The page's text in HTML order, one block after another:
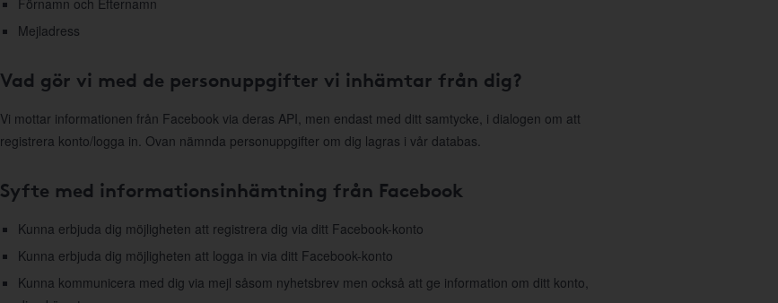
Förnamn och Efternamn
Mejladress
Vad gör vi med de personuppgifter vi inhämtar från dig?
Vi mottar informationen från Facebook via deras API, men endast med ditt samtycke, i dialogen om att
registrera konto/logga in. Ovan nämnda personuppgifter om dig lagras i vår databas.
Syfte med informationsinhämtning från Facebook
Kunna erbjuda dig möjligheten att registrera dig via ditt Facebook-konto
Kunna erbjuda dig möjligheten att logga in via ditt Facebook-konto
Kunna kommunicera med dig via mejl såsom nyhetsbrev men också att ge information om ditt konto,